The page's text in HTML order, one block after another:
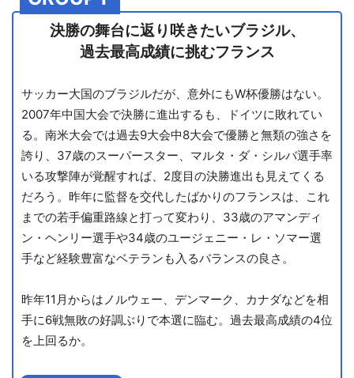
決勝の舞台に返り咲きたいブラジル、
過去最高成績に挑むフランス
サッカー大国のブラジルだが、意外にもW杯優勝はない。
2007年中国大会で決勝に進出するも、ドイツに敗れてい
る。南米大会では過去9大会中8大会で優勝と無類の強さを
誇り、37歳のスーパースター、マルタ・ダ・シルバ選手率
いる攻撃陣が覚醒すれば、2度目の決勝進出も見えてくる
だろう。昨年に監督を交代したばかりのフランスは、これ
までの若手偏重路線と打って変わり、33歳のアマンディ
ン・ヘンリー選手や34歳のユージェニー・レ・ソマー選
手など経験豊富なベテランも入るバランスの良さ。
昨年11月からはノルウェー、デンマーク、カナダなどを相
手に6戦無敗の好調ぶりで本選に臨む。過去最高成績の4位
を上回るか。